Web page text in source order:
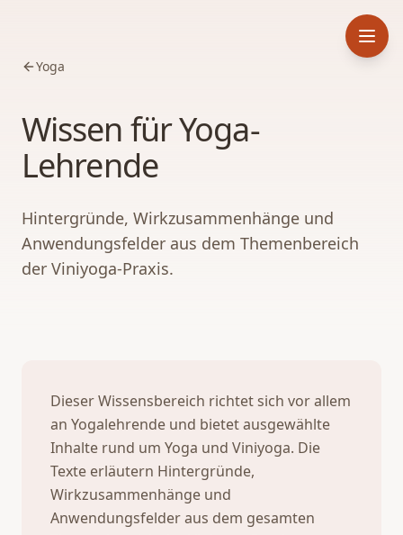
Yoga
Wissen für Yoga-
Lehrende
Hintergründe, Wirkzusammenhänge und
Anwendungsfelder aus dem Themenbereich
der Viniyoga-Praxis.
Dieser Wissensbereich richtet sich vor allem
an Yogalehrende und bietet ausgewählte
Inhalte rund um Yoga und Viniyoga. Die
Texte erläutern Hintergründe,
Wirkzusammenhänge und
Anwendungsfelder aus dem gesamten